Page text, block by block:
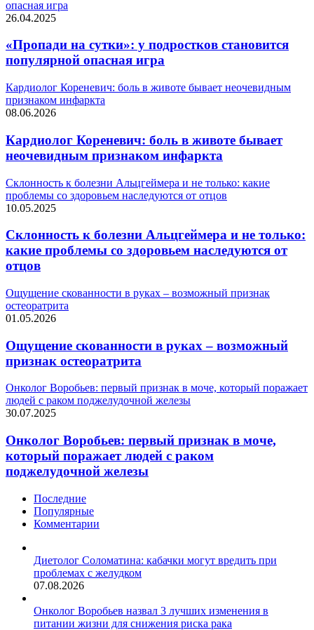
опасная игра
26.04.2025
«Пропади на сутки»: у подростков становится
популярной опасная игра
Кардиолог Кореневич: боль в животе бывает неочевидным
признаком инфаркта
08.06.2026
Кардиолог Кореневич: боль в животе бывает
неочевидным признаком инфаркта
Склонность к болезни Альцгеймера и не только: какие
проблемы со здоровьем наследуются от отцов
10.05.2025
Склонность к болезни Альцгеймера и не только:
какие проблемы со здоровьем наследуются от
отцов
Ощущение скованности в руках – возможный признак
остеоратрита
01.05.2026
Ощущение скованности в руках – возможный
признак остеоратрита
Онколог Воробьев: первый признак в моче, который поражает
людей с раком поджелудочной железы
30.07.2025
Онколог Воробьев: первый признак в моче,
который поражает людей с раком
поджелудочной железы
Последние
Популярные
Комментарии
Диетолог Соломатина: кабачки могут вредить при
проблемах с желудком
07.08.2026
Онколог Воробьев назвал 3 лучших изменения в
питании жизни для снижения риска рака